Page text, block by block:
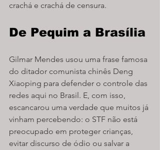
crachá e crachá de censura.
De Pequim a Brasília
Gilmar Mendes usou uma frase famosa
do ditador comunista chinês Deng
Xiaoping para defender o controle das
redes aqui no Brasil. E, com isso,
escancarou uma verdade que muitos já
vinham percebendo: o STF não está
preocupado em proteger crianças,
evitar discurso de ódio ou salvar a